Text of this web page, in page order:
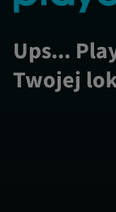
Ups...
Twojej